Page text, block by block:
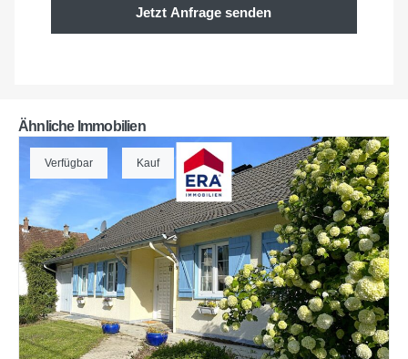
Jetzt Anfrage senden
Ähnliche Immobilien
Verfügbar Kauf